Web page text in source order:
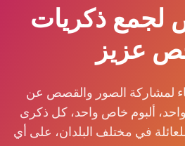
لجمع ذكريات
عزيز
لمشاركة الصور والقصص عن
شخص مميز. رمز QR واحد، ألبوم خاص واحد، كل ذكرى
في مختلف البلدان، على أي